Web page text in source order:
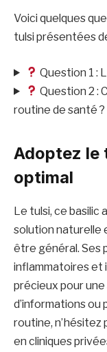
Voici quelques
tulsi présentées
Question 1 :
Question 2 :
routine de santé ?
Adoptez le
optimal
Le tulsi, ce basilic
solution naturelle
être général. Ses
inflammatoires et
précieux pour
d’informations
routine,
en cliniques